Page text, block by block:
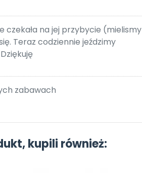
czekała na jej przybycie (mielismy
Teraz codziennie jeździmy
zabawach
kupili również: